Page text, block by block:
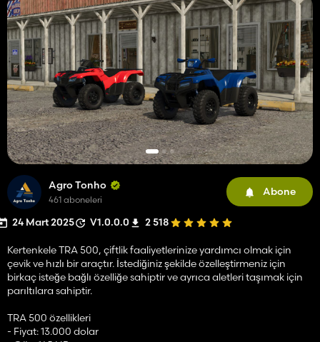
Agro Tonho
461 aboneleri
Abone
24 Mart 2025 V1.0.0.0 2 518
Kertenkele TRA 500, çiftlik faaliyetlerinize yardımcı olmak için
çevik ve hızlı bir araçtır. İstediğiniz şekilde özelleştirmeniz için
birkaç isteğe bağlı özelliğe sahiptir ve ayrıca aletleri taşımak için
parıltılara sahiptir.
TRA 500 özellikleri
- Fiyat: 13.000 dolar